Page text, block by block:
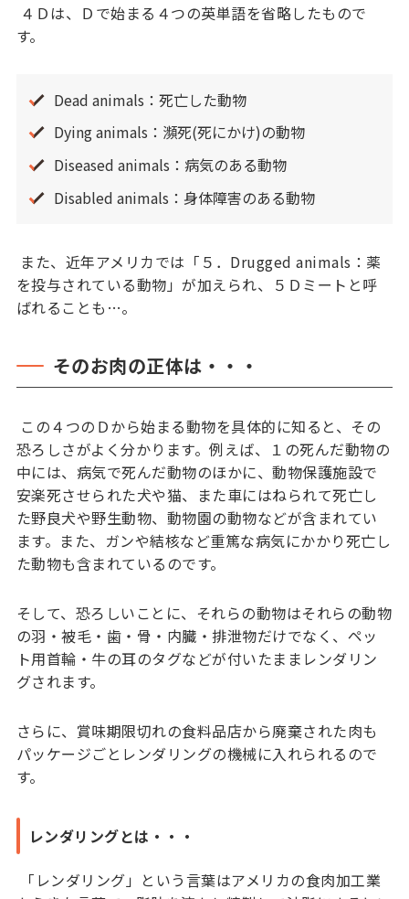
４Ｄは、Ｄで始まる４つの英単語を省略したもので
す。
Dead animals：死亡した動物
Dying animals：瀕死(死にかけ)の動物
Diseased animals：病気のある動物
Disabled animals：身体障害のある動物
また、近年アメリカでは「５．Drugged animals：薬
を投与されている動物」が加えられ、５Ｄミートと呼
ばれることも…。
そのお肉の正体は・・・
この４つのＤから始まる動物を具体的に知ると、その
恐ろしさがよく分かります。例えば、１の死んだ動物の
中には、病気で死んだ動物のほかに、動物保護施設で
安楽死させられた犬や猫、また車にはねられて死亡し
た野良犬や野生動物、動物園の動物などが含まれてい
ます。また、ガンや結核など重篤な病気にかかり死亡し
た動物も含まれているのです。
そして、恐ろしいことに、それらの動物はそれらの動物
の羽・被毛・歯・骨・内臓・排泄物だけでなく、ペッ
ト用首輪・牛の耳のタグなどが付いたままレンダリン
グされます。
さらに、賞味期限切れの食料品店から廃棄された肉も
パッケージごとレンダリングの機械に入れられるので
す。
レンダリングとは・・・
「レンダリング」という言葉はアメリカの食肉加工業